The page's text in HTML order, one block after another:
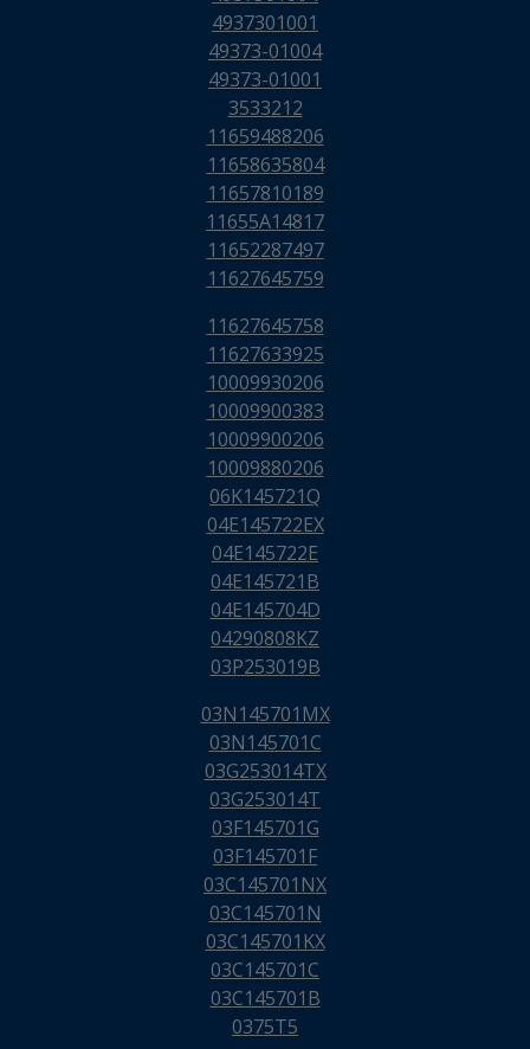
4937301001
49373-01004
49373-01001
3533212
11659488206
11658635804
11657810189
11655A14817
11652287497
11627645759
11627645758
11627633925
10009930206
10009900383
10009900206
10009880206
06K145721Q
04E145722EX
04E145722E
04E145721B
04E145704D
04290808KZ
03P253019B
03N145701MX
03N145701C
03G253014TX
03G253014T
03F145701G
03F145701F
03C145701NX
03C145701N
03C145701KX
03C145701C
03C145701B
0375T5